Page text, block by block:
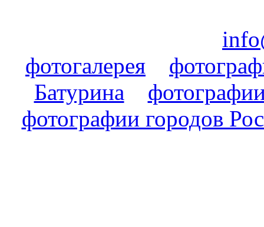
фотогалерея
Батурина
фотографии городов